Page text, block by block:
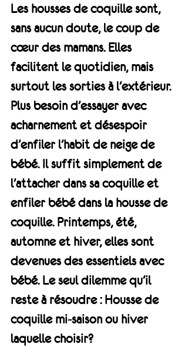
Les housses de coquille sont,
sans aucun doute, le coup de
cœur des mamans. Elles
facilitent le quotidien, mais
surtout les sorties à l’extérieur.
Plus besoin d’essayer avec
acharnement et désespoir
d’enfiler l’habit de neige de
bébé. Il suffit simplement de
l’attacher dans sa coquille et
enfiler bébé dans la housse de
coquille. Printemps, été,
automne et hiver, elles sont
devenues des essentiels avec
bébé. Le seul dilemme qu’il
reste à résoudre : Housse de
coquille mi-saison ou hiver
laquelle choisir?